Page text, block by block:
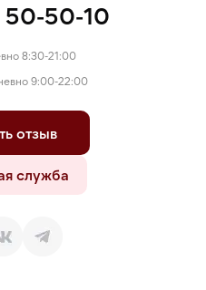
50-50-10
8:30-21:00
9:00-22:00
отзыв
служба